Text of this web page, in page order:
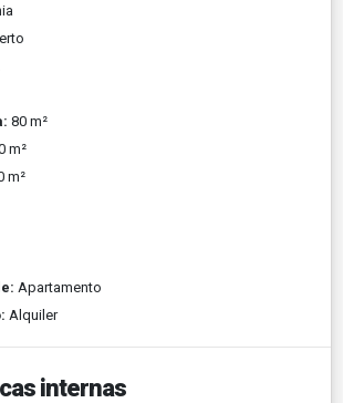
80 m²
m²
m²
Apartamento
Alquiler
internas